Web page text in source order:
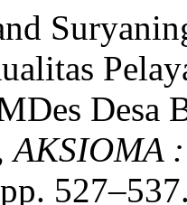
Desa
AKSIOMA